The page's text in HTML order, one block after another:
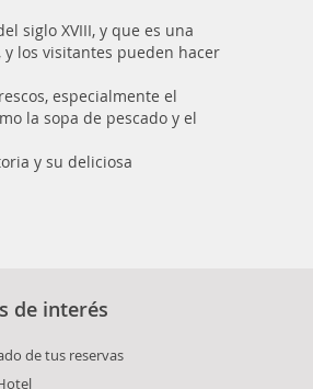
siglo XVIII, y que es una
los visitantes pueden hacer
especialmente el
la sopa de pescado y el
y su deliciosa
de interés
de tus reservas